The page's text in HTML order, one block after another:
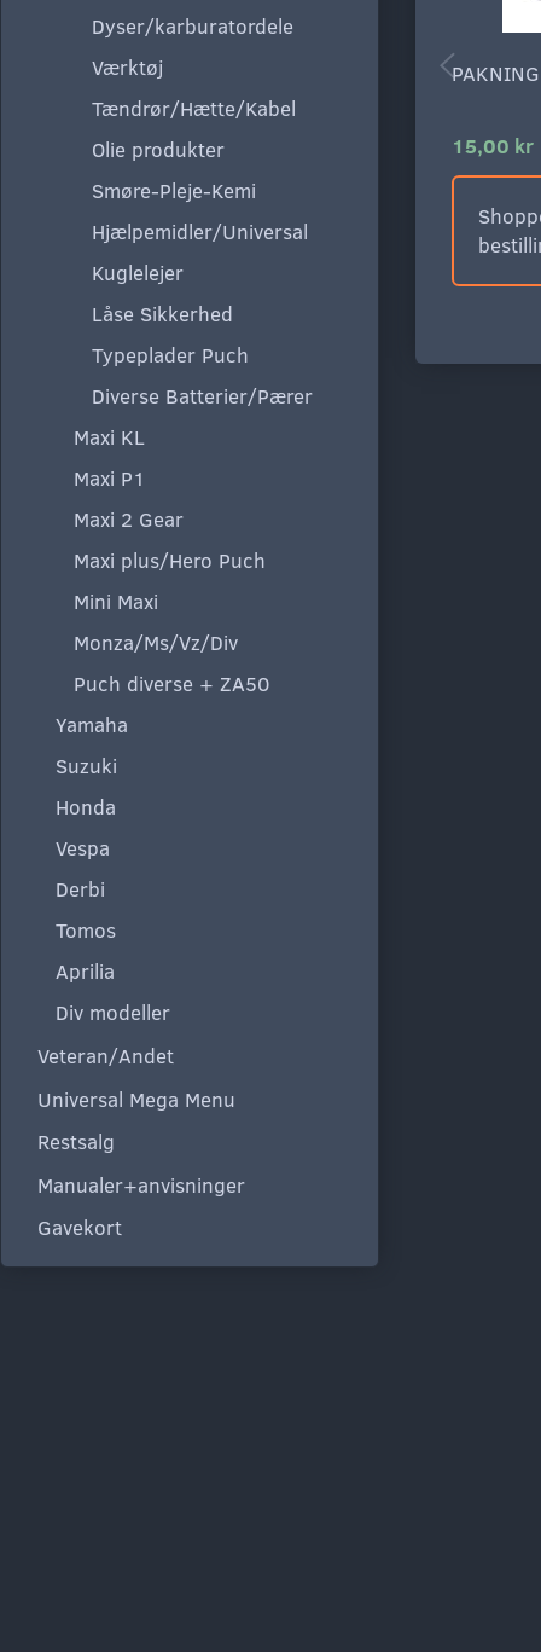
Dyser/karburatordele
Værktøj
Tændrør/Hætte/Kabel
Olie produkter
Smøre-Pleje-Kemi
Hjælpemidler/Universal
Kuglelejer
Låse Sikkerhed
Typeplader Puch
Diverse Batterier/Pærer
Maxi KL
Maxi P1
Maxi 2 Gear
Maxi plus/Hero Puch
Mini Maxi
Monza/Ms/Vz/Div
Puch diverse + ZA50
Yamaha
Suzuki
Honda
Vespa
Derbi
Tomos
Aprilia
Div modeller
Veteran/Andet
Universal Mega Menu
Restsalg
Manualer+anvisninger
Gavekort
15,00 kr